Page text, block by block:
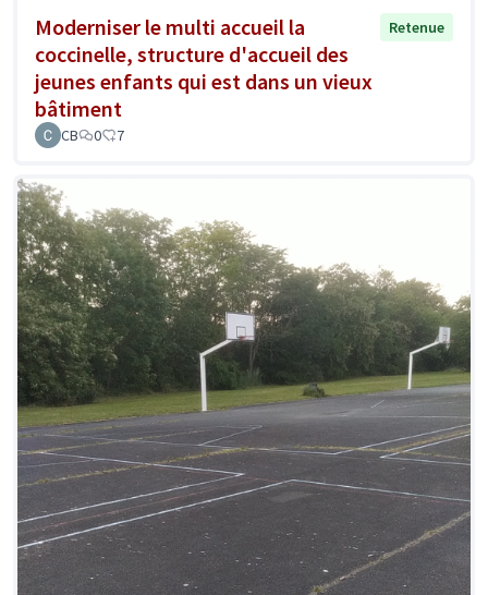
Moderniser le multi accueil la
coccinelle, structure d'accueil des
jeunes enfants qui est dans un vieux
bâtiment
Retenue
CB 0 7